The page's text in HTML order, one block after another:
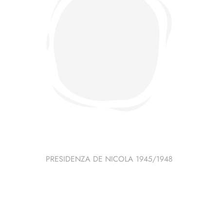
PRESIDENZA DE NICOLA 1945/1948